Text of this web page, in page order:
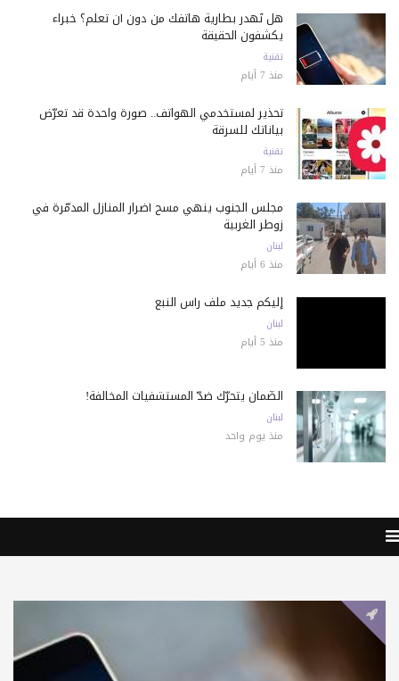
هل تُهدر بطارية هاتفك من دون أن تعلم؟ خبراء
يكشفون الحقيقة
تقنية
منذ 7 أيام
تحذير لمستخدمي الهواتف.. صورة واحدة قد تعرّض
بياناتك للسرقة
تقنية
منذ 7 أيام
مجلس الجنوب ينهي مسح أضرار المنازل المدمّرة في
زوطر الغربية
لبنان
منذ 6 أيام
إليكم جديد ملف رأس النبع
لبنان
منذ 5 أيام
الضّمان يتحرّك ضدّ المستشفيات المخالفة!
لبنان
منذ يوم واحد